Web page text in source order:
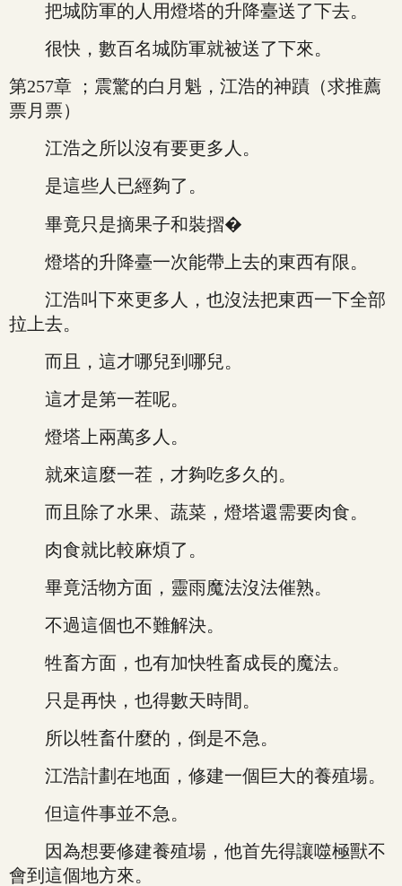
把城防軍的人用燈塔的升降臺送了下去。
很快，數百名城防軍就被送了下來。
第257章 ；震驚的白月魁，江浩的神蹟（求推薦
票月票）
江浩之所以沒有要更多人。
是這些人已經夠了。
畢竟只是摘果子和裝摺�
燈塔的升降臺一次能帶上去的東西有限。
江浩叫下來更多人，也沒法把東西一下全部
拉上去。
而且，這才哪兒到哪兒。
這才是第一茬呢。
燈塔上兩萬多人。
就來這麼一茬，才夠吃多久的。
而且除了水果、蔬菜，燈塔還需要肉食。
肉食就比較麻煩了。
畢竟活物方面，靈雨魔法沒法催熟。
不過這個也不難解決。
牲畜方面，也有加快牲畜成長的魔法。
只是再快，也得數天時間。
所以牲畜什麼的，倒是不急。
江浩計劃在地面，修建一個巨大的養殖場。
但這件事並不急。
因為想要修建養殖場，他首先得讓噬極獸不
會到這個地方來。